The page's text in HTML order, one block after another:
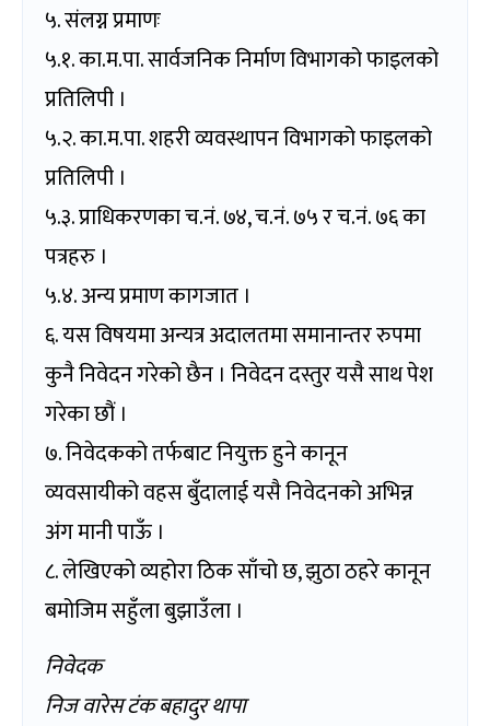
५. संलग्न प्रमाणः
५.१. का.म.पा. सार्वजनिक निर्माण विभागको फाइलको
प्रतिलिपी ।
५.२. का.म.पा. शहरी व्यवस्थापन विभागको फाइलको
प्रतिलिपी ।
५.३. प्राधिकरणका च.नं. ७४, च.नं. ७५ र च.नं. ७६ का
पत्रहरु ।
५.४. अन्य प्रमाण कागजात ।
६. यस विषयमा अन्यत्र अदालतमा समानान्तर रुपमा
कुनै निवेदन गरेको छैन । निवेदन दस्तुर यसै साथ पेश
गरेका छौं ।
७. निवेदकको तर्फबाट नियुक्त हुने कानून
व्यवसायीको वहस बुँदालाई यसै निवेदनको अभिन्न
अंग मानी पाऊँ ।
८. लेखिएको व्यहोरा ठिक साँचो छ, झुठा ठहरे कानून
बमोजिम सहुँला बुझाउँला ।
निवेदक
निज वारेस टंक बहादुर थापा